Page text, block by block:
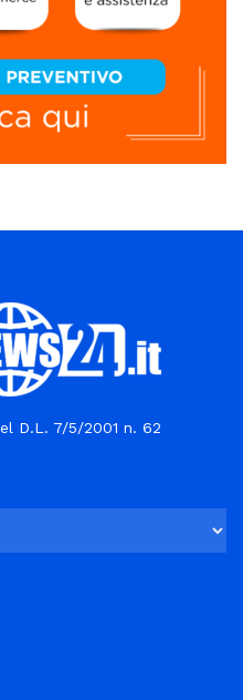
D.L. 7/5/2001 n. 62